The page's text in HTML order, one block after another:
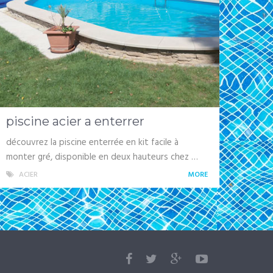
piscine acier a enterrer
découvrez la piscine enterrée en kit facile à
monter gré, disponible en deux hauteurs chez …
ACIER MORE